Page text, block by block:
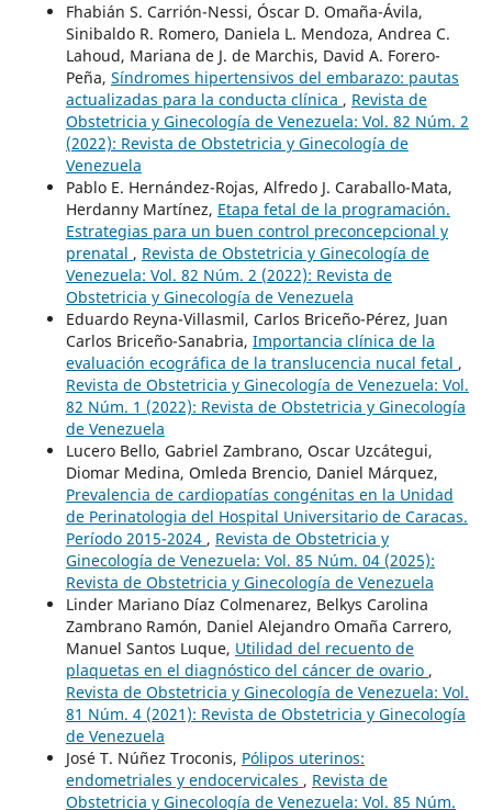
Fhabián S. Carrión-Nessi, Óscar D. Omaña-Ávila,
Sinibaldo R. Romero, Daniela L. Mendoza, Andrea C.
Lahoud, Mariana de J. de Marchis, David A. Forero-
Peña, Síndromes hipertensivos del embarazo: pautas
actualizadas para la conducta clínica , Revista de
Obstetricia y Ginecología de Venezuela: Vol. 82 Núm. 2
(2022): Revista de Obstetricia y Ginecología de
Venezuela
Pablo E. Hernández-Rojas, Alfredo J. Caraballo-Mata,
Herdanny Martínez, Etapa fetal de la programación.
Estrategias para un buen control preconcepcional y
prenatal , Revista de Obstetricia y Ginecología de
Venezuela: Vol. 82 Núm. 2 (2022): Revista de
Obstetricia y Ginecología de Venezuela
Eduardo Reyna-Villasmil, Carlos Briceño-Pérez, Juan
Carlos Briceño-Sanabria, Importancia clínica de la
evaluación ecográfica de la translucencia nucal fetal ,
Revista de Obstetricia y Ginecología de Venezuela: Vol.
82 Núm. 1 (2022): Revista de Obstetricia y Ginecología
de Venezuela
Lucero Bello, Gabriel Zambrano, Oscar Uzcátegui,
Diomar Medina, Omleda Brencio, Daniel Márquez,
Prevalencia de cardiopatías congénitas en la Unidad
de Perinatologia del Hospital Universitario de Caracas.
Período 2015-2024 , Revista de Obstetricia y
Ginecología de Venezuela: Vol. 85 Núm. 04 (2025):
Revista de Obstetricia y Ginecología de Venezuela
Linder Mariano Díaz Colmenarez, Belkys Carolina
Zambrano Ramón, Daniel Alejandro Omaña Carrero,
Manuel Santos Luque, Utilidad del recuento de
plaquetas en el diagnóstico del cáncer de ovario ,
Revista de Obstetricia y Ginecología de Venezuela: Vol.
81 Núm. 4 (2021): Revista de Obstetricia y Ginecología
de Venezuela
José T. Núñez Troconis, Pólipos uterinos:
endometriales y endocervicales , Revista de
Obstetricia y Ginecología de Venezuela: Vol. 85 Núm.